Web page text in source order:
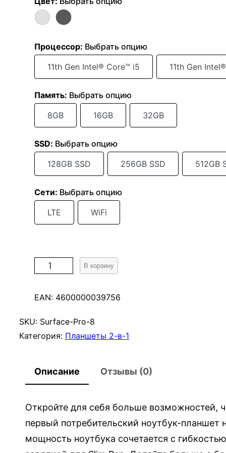
Процессор: Выбрать опцию
11th Gen Intel® Core™ i5
11th Gen
Память: Выбрать опцию
8GB
16GB 32GB
SSD: Выбрать опцию
128GB SSD
256GB SSD 512GB
Сети: Выбрать опцию
LTE
WiFi
л
ч
е
в
т
о
В корзину
EAN: 4600000039756
SKU: Surface-Pro-8
Категория: Планшеты 2-в-1
Описание Отзывы (0)
Откройте для себя больше возможностей,
первый потребительский ноутбук-
мощность ноутбука сочетается с